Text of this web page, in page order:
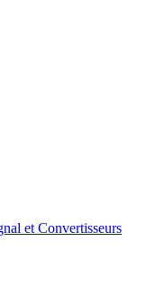
et Convertisseurs